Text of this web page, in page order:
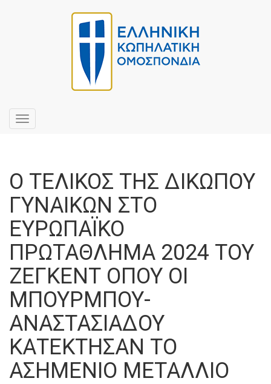
Toggle
navigation
Ο ΤΕΛΙΚΟΣ ΤΗΣ ΔΙΚΩΠΟΥ
ΓΥΝΑΙΚΩΝ ΣΤΟ
ΕΥΡΩΠΑΪΚΟ
ΠΡΩΤΑΘΛΗΜΑ 2024 ΤΟΥ
ΖΕΓΚΕΝΤ ΟΠΟΥ ΟΙ
ΜΠΟΥΡΜΠΟΥ-
ΑΝΑΣΤΑΣΙΑΔΟΥ
ΚΑΤΕΚΤΗΣΑΝ ΤΟ
ΑΣΗΜΕΝΙΟ ΜΕΤΑΛΛΙΟ